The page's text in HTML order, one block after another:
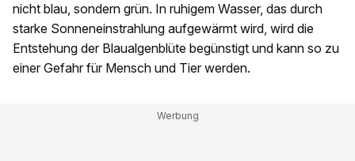
nicht blau, sondern grün. In ruhigem Wasser, das durch
starke Sonneneinstrahlung aufgewärmt wird, wird die
Entstehung der Blaualgenblüte begünstigt und kann so zu
einer Gefahr für Mensch und Tier werden.